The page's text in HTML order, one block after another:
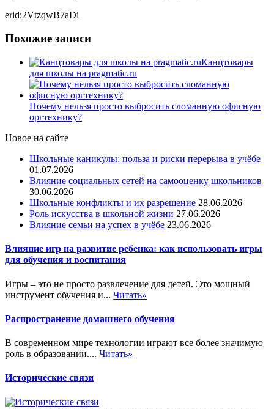
erid:2VtzqwB7aDi
Похожие записи
Канцтовары
для школы на pragmatic.ru
Почему нельзя просто выбросить сломанную офисную
оргтехнику?
Новое на сайте
Школьные каникулы: польза и риски перерыва в учёбе
01.07.2026
Влияние социальных сетей на самооценку школьников
30.06.2026
Школьные конфликты и их разрешение 28.06.2026
Роль искусства в школьной жизни 27.06.2026
Влияние семьи на успех в учёбе 23.06.2026
Влияние игр на развитие ребенка: как использовать игры
для обучения и воспитания
Игры – это не просто развлечение для детей. Это мощный
инструмент обучения и... Читать»
Распространение домашнего обучения
В современном мире технологии играют все более значимую
роль в образовании.... Читать»
Исторические связи